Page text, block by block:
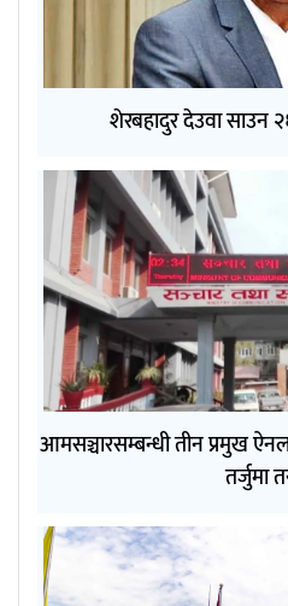
शेरबहादुर देउवा साउन
आमसञ्चारसम्बन्धी तीन प्रमुख
तर्जुमा